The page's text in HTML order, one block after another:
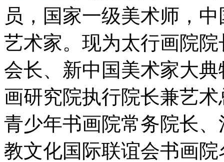
员，国家一级美术师，
艺术家。现为太行画院
会长、新中国美术家大
画研究院执行院长兼艺
青少年书画院常务院长
教文化国际联谊会书画